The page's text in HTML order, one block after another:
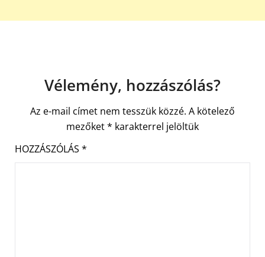
Vélemény, hozzászólás?
Az e-mail címet nem tesszük közzé. A kötelező
mezőket* karakterrel jelöltük
HOZZÁSZÓLÁS *